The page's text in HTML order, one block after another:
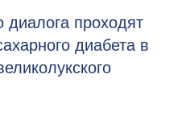
проходят
диабета в